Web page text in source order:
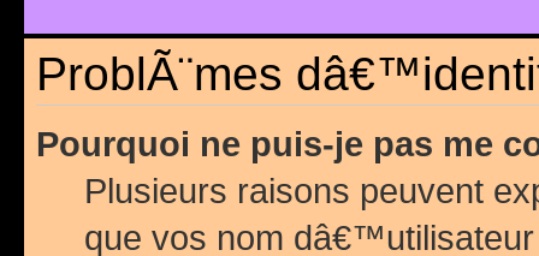
ProblÃ¨mes
Pourquoi ne puis-je pas me
Plusieurs raisons peuvent
que vos nom